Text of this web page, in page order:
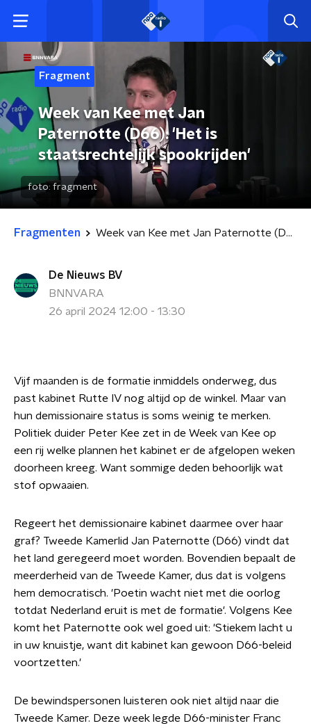
Fragment
Week van Kee met Jan
Paternotte (D66): 'Het is
staatsrechtelijk spookrijden'
foto: fragment
Fragmenten Week van Kee met Jan Paternotte (D66): 'Het is staatsrechtelijk spookrijden'
De Nieuws BV
BNNVARA
26 april 2024 12:00 - 13:30
Vijf maanden is de formatie inmiddels onderweg, dus
past kabinet Rutte IV nog altijd op de winkel. Maar van
hun demissionaire status is soms weinig te merken.
Politiek duider Peter Kee zet in de Week van Kee op
een rij welke plannen het kabinet er de afgelopen weken
doorheen kreeg. Want sommige deden behoorlijk wat
stof opwaaien.
Regeert het demissionaire kabinet daarmee over haar
graf? Tweede Kamerlid Jan Paternotte (D66) vindt dat
het land geregeerd moet worden. Bovendien bepaalt de
meerderheid van de Tweede Kamer, dus dat is volgens
hem democratisch. 'Poetin wacht niet met die oorlog
totdat Nederland eruit is met de formatie'. Volgens Kee
komt het Paternotte ook wel goed uit: 'Stiekem lacht u
in uw knuistje, want dit kabinet kan gewoon D66-beleid
voortzetten.'
De bewindspersonen luisteren ook niet altijd naar die
Tweede Kamer. Deze week legde D66-minister Franc